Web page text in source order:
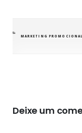
CATEGORIAS
MARKETING PROMOCIONAL
Deixe um